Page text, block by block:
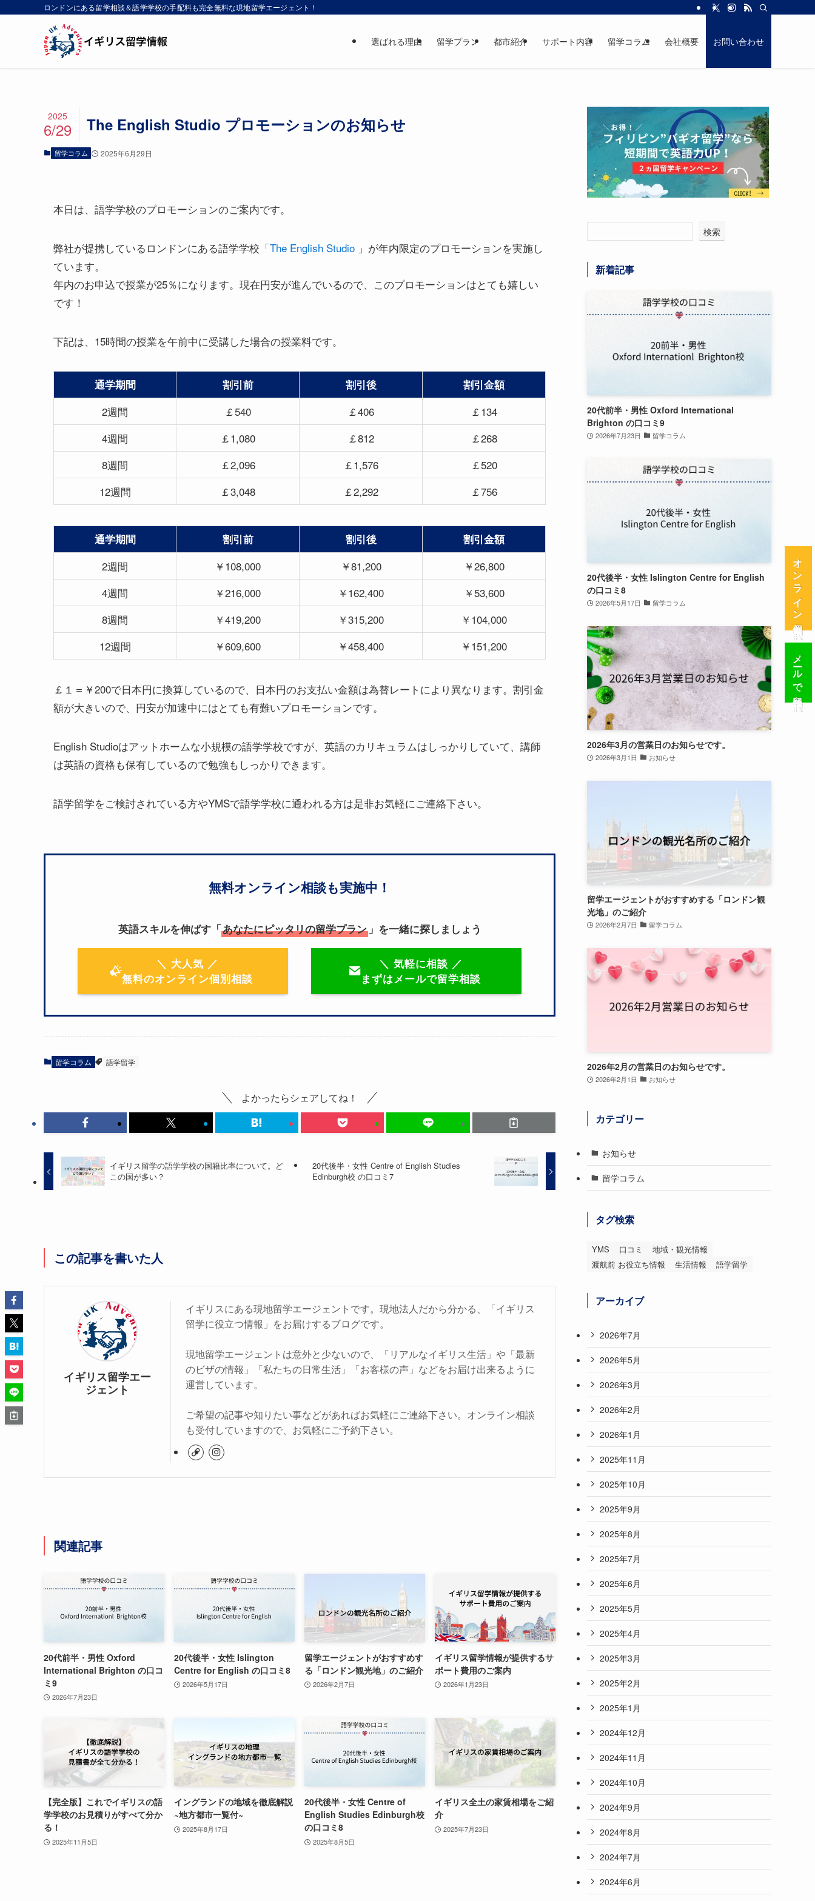
ロンドンにある留学相談＆語学学校の手配料も完全無料な現地留学エージェント！
選ばれる理由 留学プラン 都市紹介 サポート内容 留学コラム 会社概要 お問い合わせ
The English Studio プロモーションのお知らせ
2025
6/29
留学コラム 2025年6月29日
本日は、語学学校のプロモーションのご案内です。
弊社が提携しているロンドンにある語学学校「The English Studio 」が年内限定のプロモーションを実施し
ています。
年内のお申込で授業が25％になります。現在円安が進んでいるので、このプロモーションはとても嬉しい
です！
下記は、15時間の授業を午前中に受講した場合の授業料です。
通学期間 割引前 割引後 割引金額
2週間 ￡540 ￡406
￡134
4週間
￡1,080 ￡812
￡268
8週間
￡2,096 ￡1,576
￡520
12週間
￡3,048 ￡2,292 ￡756
通学期間 割引前 割引後 割引金額
2週間 ￥108,000 ￥81,200
￥26,800
4週間
￥216,000 ￥162,400
￥53,600
8週間
￥419,200 ￥315,200
￥104,000
12週間
￥609,600 ￥458,400 ￥151,200
￡１＝￥200で日本円に換算しているので、日本円のお支払い金額は為替レートにより異なります。割引金
額が大きいので、円安が加速中にはとても有難いプロモーションです。
English Studioはアットホームな小規模の語学学校ですが、英語のカリキュラムはしっかりしていて、講師
は英語の資格も保有しているので勉強もしっかりできます。
語学留学をご検討されている方やYMSで語学学校に通われる方は是非お気軽にご連絡下さい。
無料オンライン相談も実施中！
英語スキルを伸ばす「あなたにピッタリの留学プラン」を一緒に探しましょう
＼ 大人気 ／
無料のオンライン個別相談
＼ 気軽に相談 ／
まずはメールで留学相談
留学コラム 語学留学
よかったらシェアしてね！
イギリス留学の語学学校の国籍比率について。ど
この国が多い？
20代後半・女性 Centre of English Studies
Edinburgh校 の口コミ7
この記事を書いた人
イギリス留学エー
ジェント
イギリスにある現地留学エージェントです。現地法人だから分かる、「イギリス
留学に役立つ情報」をお届けするブログです。
現地留学エージェントは意外と少ないので、「リアルなイギリス生活」や「最新
のビザの情報」「私たちの日常生活」「お客様の声」などをお届け出来るように
運営しています。
ご希望の記事や知りたい事などがあればお気軽にご連絡下さい。オンライン相談
も受付していますので、お気軽にご予約下さい。
関連記事
20代前半・男性 Oxford
International Brighton の口コ
ミ9
2026年7月23日
20代後半・女性 Islington
Centre for English の口コミ8
2026年5月17日
留学エージェントがおすすめす
る「ロンドン観光地」のご紹介
2026年2月7日
イギリス留学情報が提供するサ
ポート費用のご案内
2026年1月23日
【完全版】これでイギリスの語
学学校のお見積りがすべて分か
る！
2025年11月5日
イングランドの地域を徹底解説
~地方都市一覧付~
2025年8月17日
20代後半・女性 Centre of
English Studies Edinburgh校
の口コミ8
2025年8月5日
イギリス全土の家賃相場をご紹
介
2025年7月23日
検索
新着記事
20代前半・男性 Oxford International
Brighton の口コミ9
2026年7月23日 留学コラム
20代後半・女性 Islington Centre for English
の口コミ8
2026年5月17日 留学コラム
2026年3月の営業日のお知らせです。
2026年3月1日 お知らせ
留学エージェントがおすすめする「ロンドン観
光地」のご紹介
2026年2月7日 留学コラム
2026年2月の営業日のお知らせです。
2026年2月1日 お知らせ
カテゴリー
お知らせ
留学コラム
タグ検索
YMS 口コミ
地域・観光情報
渡航前 お役立ち情報
生活情報 語学留学
アーカイブ
2026年7月
2026年5月
2026年3月
2026年2月
2026年1月
2025年11月
2025年10月
2025年9月
2025年8月
2025年7月
2025年6月
2025年5月
2025年4月
2025年3月
2025年2月
2025年1月
2024年12月
2024年11月
2024年10月
2024年9月
2024年8月
2024年7月
2024年6月
オンライン個別相談
メールで留学相談